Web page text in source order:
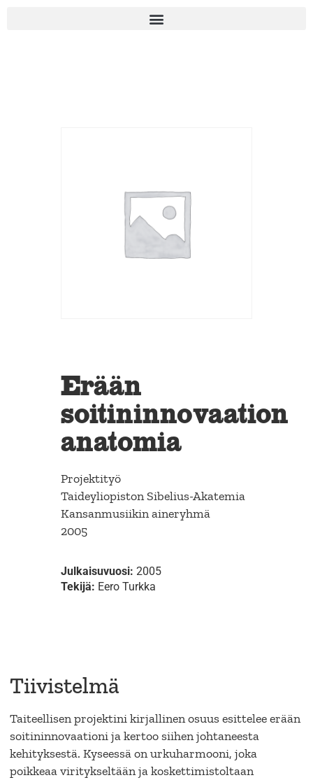
Erään
soitininnovaation
anatomia
Projektityö
Taideyliopiston Sibelius-Akatemia
Kansanmusiikin aineryhmä
2005
Julkaisuvuosi:2005
Tekijä: Eero Turkka
Tiivistelmä
Taiteellisen projektini kirjallinen osuus esittelee erään
soitininnovaationi ja kertoo siihen johtaneesta
kehityksestä. Kyseessä on urkuharmooni, joka
poikkeaa viritykseltään ja koskettimistoltaan